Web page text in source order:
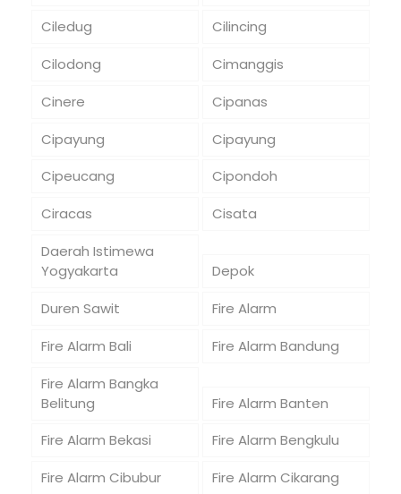
Ciledug
Cilincing
Cilodong
Cimanggis
Cinere
Cipanas
Cipayung
Cipayung
Cipeucang
Cipondoh
Ciracas
Cisata
Daerah Istimewa
Yogyakarta
Depok
Duren Sawit
Fire Alarm
Fire Alarm Bali
Fire Alarm Bandung
Fire Alarm Bangka
Belitung
Fire Alarm Banten
Fire Alarm Bekasi
Fire Alarm Bengkulu
Fire Alarm Cibubur
Fire Alarm Cikarang